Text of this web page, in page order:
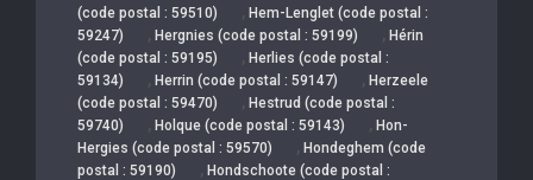
(code postal : 59510)
, Hem-Lenglet (code postal :
59247)
, Hergnies (code postal : 59199) , Hérin
(code postal : 59195)
, Herlies (code postal :
59134)
, Herrin (code postal : 59147) , Herzeele
(code postal : 59470)
, Hestrud (code postal :
59740)
, Holque (code postal : 59143) , Hon-
Hergies (code postal : 59570)
, Hondeghem (code
postal : 59190)
, Hondschoote (code postal :